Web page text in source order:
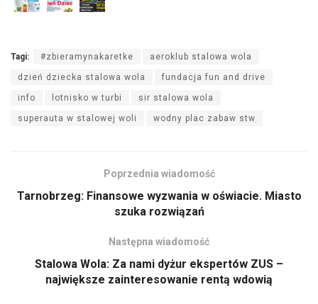
Tagi: #zbieramynakaretke aeroklub stalowa wola
dzień dziecka stalowa wola fundacja fun and drive
info lotnisko w turbi sir stalowa wola
superauta w stalowej woli wodny plac zabaw stw
Poprzednia wiadomość
Tarnobrzeg: Finansowe wyzwania w oświacie. Miasto
szuka rozwiązań
Następna wiadomość
Stalowa Wola: Za nami dyżur ekspertów ZUS –
największe zainteresowanie rentą wdowią